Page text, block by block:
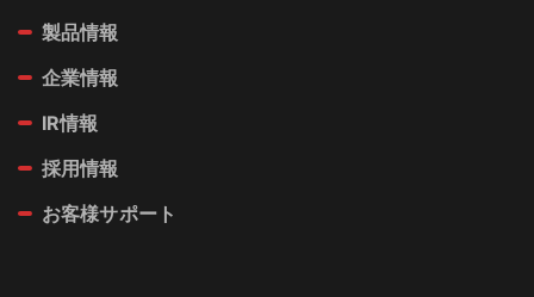
製品情報
企業情報
IR情報
採用情報
お客様サポート